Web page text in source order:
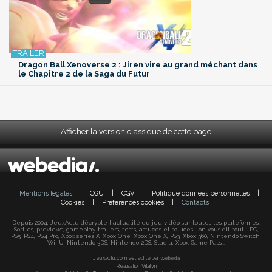
Dragon Ball Xenoverse 2 : Jiren vire au grand méchant dans
le Chapitre 2 de la Saga du Futur
Afficher la version classique de cette page
Mentions légales CGU CGV Politique données personnelles
Cookies
Préférences cookies Contacts
Depuis 2004, JeuxActu décrypte l'actualité du jeu vidéo sur toutes les plateformes.
Sorties, previews, gameplay, trailers, tests, astuces et soluces... on vous dit tout ! PC,
PS5, PS4, PS4 Pro, Xbox series X, Xbox One, Xbox One X, PS3, Xbox 360, Nintendo Switch,
Wii U, Nintendo 3DS, Nintendo 2DS, Stadia, Xbox Game Pass...
Jeuxactu.com est édité par Webedia
Réalisation Vitalyn